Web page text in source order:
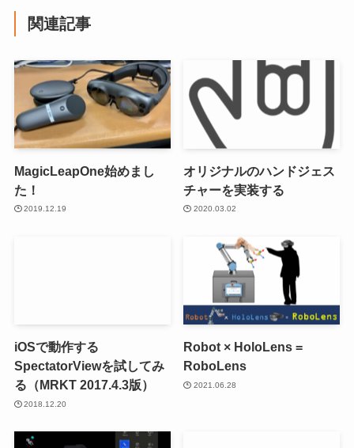
関連記事
MagicLeapOne始めまし
た！
2019.12.19
オリジナルのハンドジェス
チャーを実装する
2020.03.02
iOSで動作する
SpectatorViewを試してみ
る（MRKT 2017.4.3版）
2018.12.20
Robot × HoloLens =
RoboLens
2021.06.28